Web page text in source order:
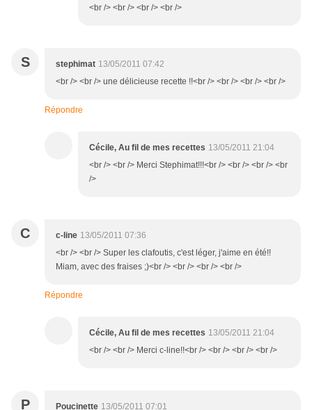
<br /> <br /> <br /> <br />
S stephimat 13/05/2011 07:42
<br /> <br /> une délicieuse recette !!<br /> <br /> <br /> <br />
Répondre
Cécile, Au fil de mes recettes 13/05/2011 21:04
<br /> <br /> Merci Stephimat!!!<br /> <br /> <br /> <br
/>
C c-line 13/05/2011 07:36
<br /> <br /> Super les clafoutis, c'est léger, j'aime en été!!
Miam, avec des fraises ;)<br /> <br /> <br /> <br />
Répondre
Cécile, Au fil de mes recettes 13/05/2011 21:04
<br /> <br /> Merci c-line!!<br /> <br /> <br /> <br />
P Poucinette 13/05/2011 07:01